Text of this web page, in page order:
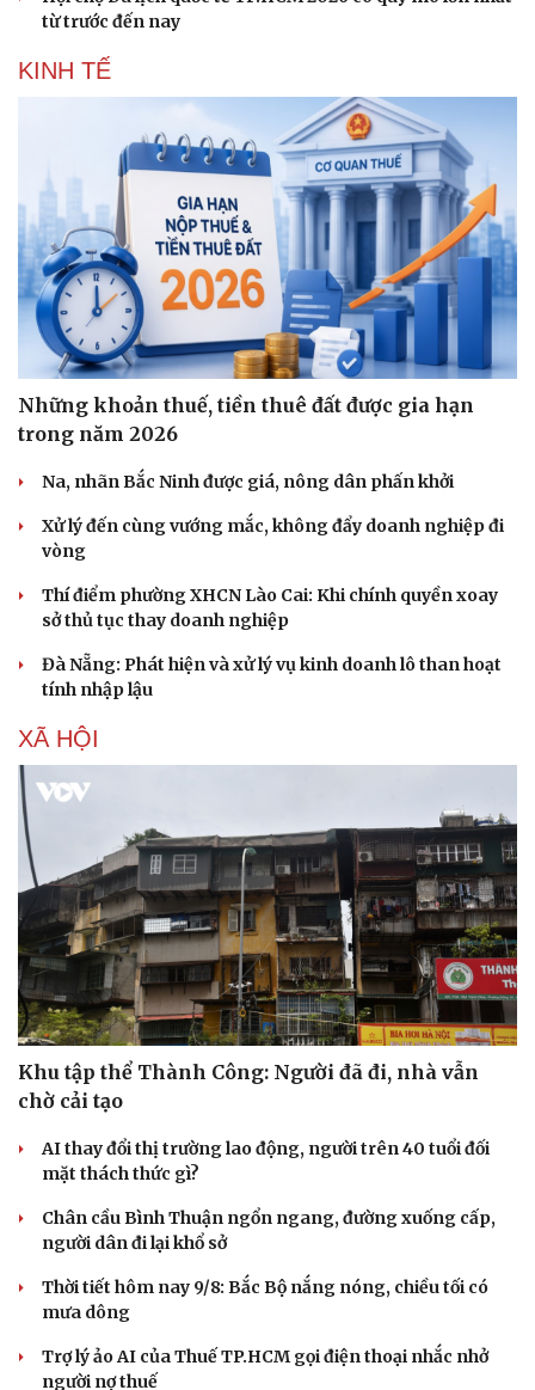
Du lịch
Tư vấn
Săn Tour
check-in
Podcast
Câu chuyện thời sự
Đọc truyện đêm khuya
Cửa sổ tình yêu
Kể chuyện cho bé
Hạt giống tâm hồn
từ trước đến nay
KINH TẾ
Những khoản thuế, tiền thuê đất được gia hạn
trong năm 2026
Na, nhãn Bắc Ninh được giá, nông dân phấn khởi
Xử lý đến cùng vướng mắc, không đẩy doanh nghiệp đi
vòng
Thí điểm phường XHCN Lào Cai: Khi chính quyền xoay
sở thủ tục thay doanh nghiệp
Đà Nẵng: Phát hiện và xử lý vụ kinh doanh lô than hoạt
tính nhập lậu
XÃ HỘI
Khu tập thể Thành Công: Người đã đi, nhà vẫn
chờ cải tạo
AI thay đổi thị trường lao động, người trên 40 tuổi đối
mặt thách thức gì?
Chân cầu Bình Thuận ngổn ngang, đường xuống cấp,
người dân đi lại khổ sở
Thời tiết hôm nay 9/8: Bắc Bộ nắng nóng, chiều tối có
mưa dông
Trợ lý ảo AI của Thuế TP.HCM gọi điện thoại nhắc nhở
người nợ thuế